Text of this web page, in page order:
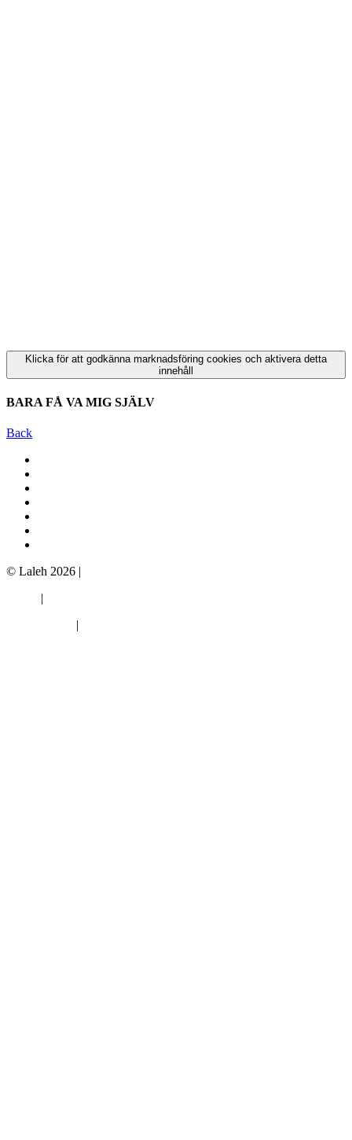
Klicka för att godkänna marknadsföring cookies och aktivera detta
innehåll
BARA FÅ VA MIG SJÄLV
Back
© Laleh 2026 |
|
|